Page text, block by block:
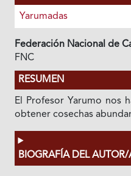
Yarumadas
Federación Nacional de
FNC
RESUMEN
El Profesor Yarumo nos
obtener cosechas
BIOGRAFÍA DEL